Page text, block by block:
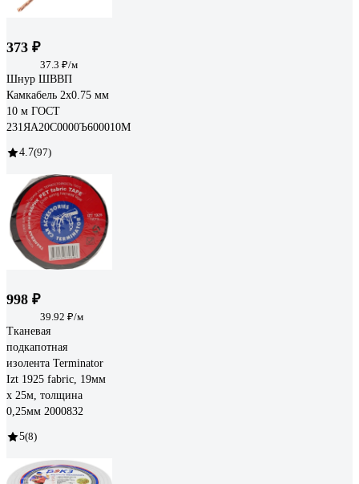
373 ₽
37.3 ₽/м
Шнур ШВВП
Камкабель 2x0.75 мм
10 м ГОСТ
231ЯA20C0000Ъ600010М
4.7(97)
998 ₽
39.92 ₽/м
Тканевая
подкапотная
изолента Terminator
Izt 1925 fabric, 19мм
х 25м, толщина
0,25мм 2000832
5(8)